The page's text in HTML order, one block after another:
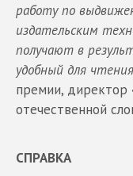
работу по
издательским
получают в
удобный для
премии,
отечественной
СПРАВКА